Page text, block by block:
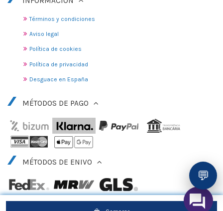
Términos y condiciones
Aviso legal
Política de cookies
Política de privacidad
Desguace en España
MÉTODOS DE PAGO
MÉTODOS DE ENIVO
💬